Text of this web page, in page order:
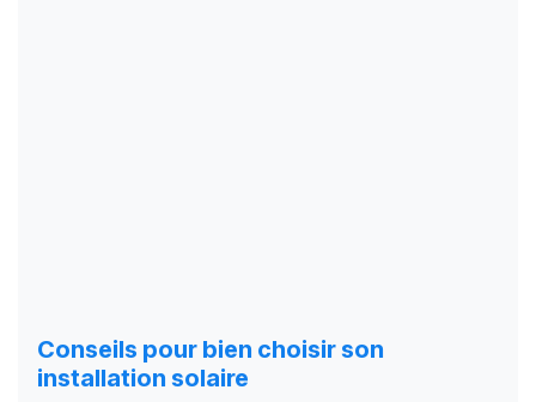
Conseils pour bien choisir son
installation solaire